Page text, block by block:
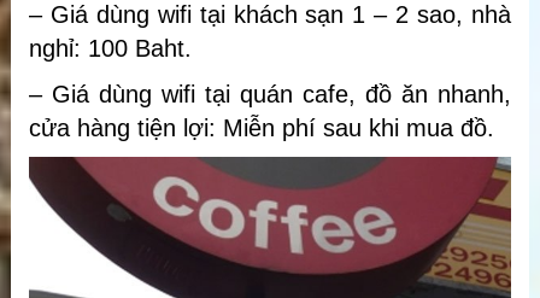
– Giá dùng wifi tại khách sạn 1 – 2 sao, nhà
nghỉ: 100 Baht.
– Giá dùng wifi tại quán cafe, đồ ăn nhanh,
cửa hàng tiện lợi: Miễn phí sau khi mua đồ.